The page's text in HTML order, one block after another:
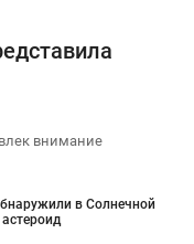
внимание
в Солнечной